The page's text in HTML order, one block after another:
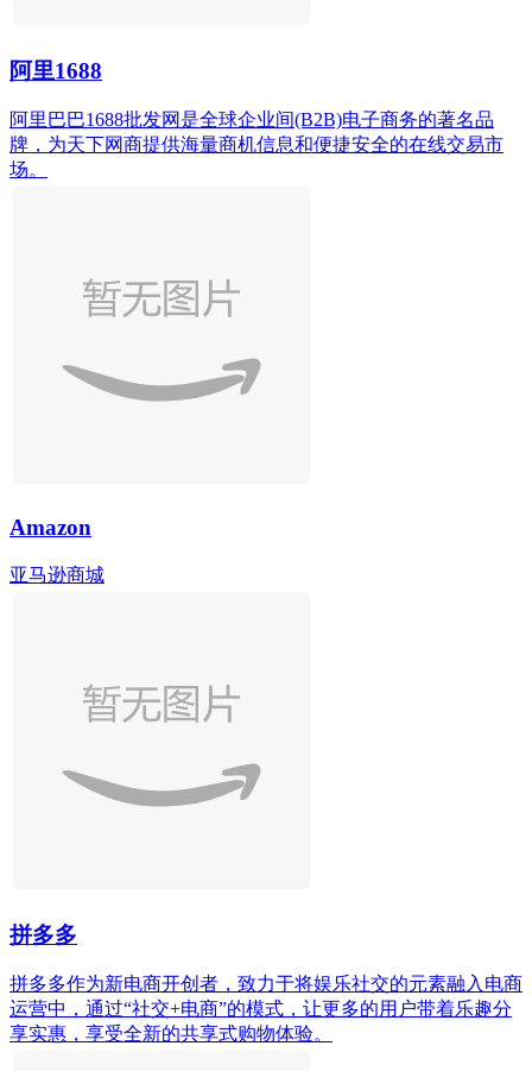
阿里1688
阿里巴巴1688批发网是全球企业间(B2B)电子商务的著名品
牌，为天下网商提供海量商机信息和便捷安全的在线交易市
场。
Amazon
亚马逊商城
拼多多
拼多多作为新电商开创者，致力于将娱乐社交的元素融入电商
运营中，通过“社交+电商”的模式，让更多的用户带着乐趣分
享实惠，享受全新的共享式购物体验。